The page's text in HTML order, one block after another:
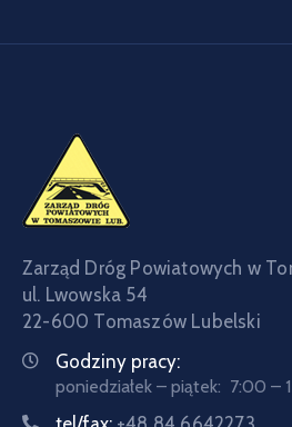
Zarząd Dróg Powiatowych w
ul. Lwowska 54
22-600 Tomaszów Lubelski
Godziny pracy:
poniedziałek – piątek: 7:00 –